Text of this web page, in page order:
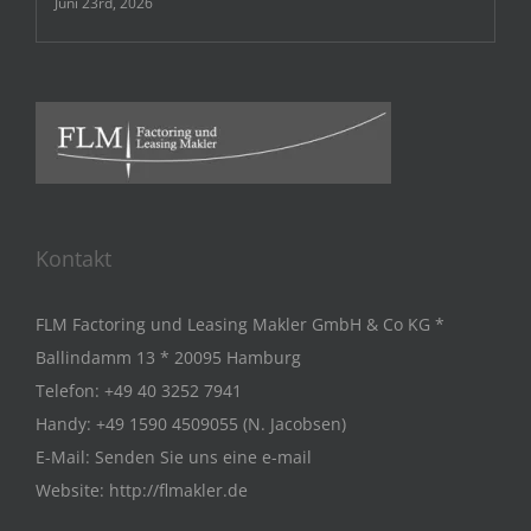
Kontakt
FLM Factoring und Leasing Makler GmbH & Co KG *
Ballindamm 13 * 20095 Hamburg
Telefon: +49 40 3252 7941
Handy: +49 1590 4509055 (N. Jacobsen)
E-Mail: Senden Sie uns eine e-mail
Website: http://flmakler.de